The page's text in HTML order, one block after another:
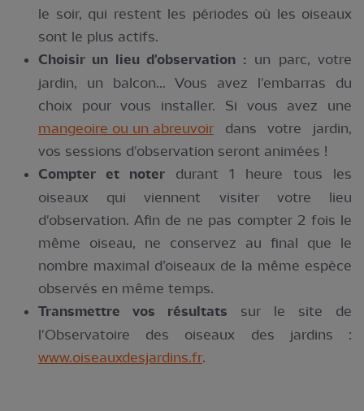
le soir, qui restent les périodes où les oiseaux
sont le plus actifs.
Choisir un lieu d'observation : un parc, votre
jardin, un balcon... Vous avez l'embarras du
choix pour vous installer. Si vous avez une
mangeoire ou un abreuvoir dans votre jardin,
vos sessions d'observation seront animées !
Compter et noter durant 1 heure tous les
oiseaux qui viennent visiter votre lieu
d'observation. Afin de ne pas compter 2 fois le
même oiseau, ne conservez au final que le
nombre maximal d’oiseaux de la même espèce
observés en même temps.
Transmettre vos résultats sur le site de
l'Observatoire des oiseaux des jardins :
www.oiseauxdesjardins.fr.